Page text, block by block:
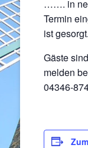
……. in
Termin
ist gesorgt.
Gäste
melden
04346-